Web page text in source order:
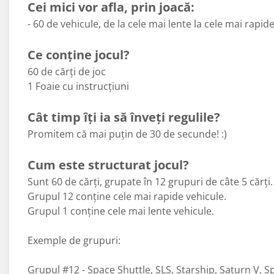
Cei mici vor afla, prin joacă:
- 60 de vehicule, de la cele mai lente la cele mai rapide
Ce conține jocul?
60 de cărți de joc
1 Foaie cu instrucțiuni
Cât timp îți ia să înveți regulile?
Promitem că mai puțin de 30 de secunde! :)
Cum este structurat jocul?
Sunt 60 de cărți, grupate în 12 grupuri de câte 5 cărți.
Grupul 12 conține cele mai rapide vehicule.
Grupul 1 conține cele mai lente vehicule.
Exemple de grupuri:
Grupul #12 - Space Shuttle, SLS, Starship, Saturn V,